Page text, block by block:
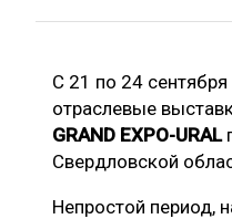
ПРОИЗВОДСТВО
ЦБП
С 21 по 24 сентября
отраслевые
GRAND EXPO-URAL
Свердловской
Непростой период,